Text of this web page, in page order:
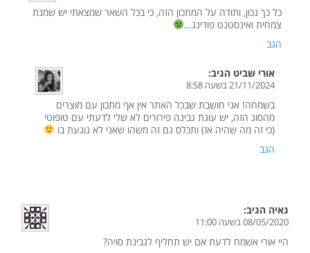
כל כך נכון, ותודה על המתכון הזה, כי בכל השאר שמצאתי יש שמנת
צמחית ואינסטנט פודינג…
הגב
אורי שביט הגיב:
21/11/2024 בשעה 8:58
בשמחה! אני חושבת שבכל האתר אין אף מתכון עם מוצרים
מהסוג הזה, יש עוגת גבינה פירורים לא שלי לדעתי עם טופוטי
(כי זה מה שהיה אז) ותכלס גם זה משהו שאני לא נוגעת בו
הגב
גאיה הגיב:
08/05/2020 בשעה 11:00
היי אורי אשמח לדעת אם יש תחליף לגבינת סויה?